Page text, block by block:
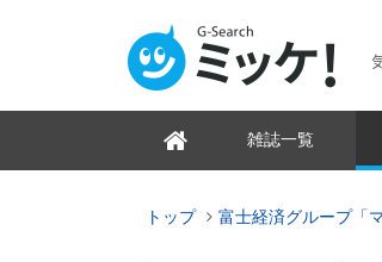
雑誌一覧
トップ 富士経済グループ「